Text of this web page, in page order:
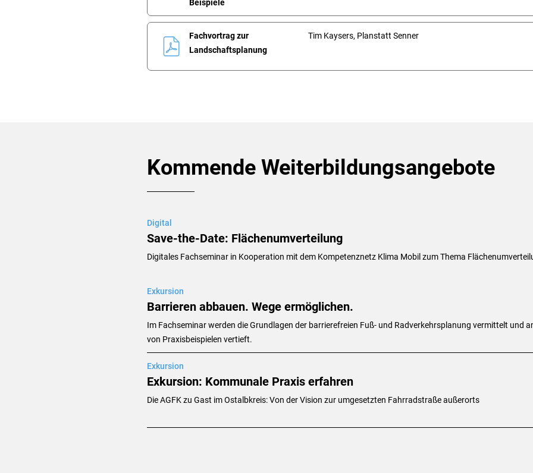
Beispiele
Fachvortrag zur
Landschaftsplanung
Tim Kaysers, Planstatt Senner
Kommende Weiterbildungsangebote
Digital
Save-the-Date: Flächenumverteilung
Digitales Fachseminar in Kooperation mit dem Kompetenznetz Klima Mobil zum Thema
Exkursion
Barrieren abbauen. Wege ermöglichen.
Im Fachseminar werden die Grundlagen der barrierefreien Fuß- und Radverkehrsplanung vermittelt und
von Praxisbeispielen vertieft.
Exkursion
Exkursion: Kommunale Praxis erfahren
Die AGFK zu Gast im Ostalbkreis: Von der Vision zur umgesetzten Fahrradstraße außerorts